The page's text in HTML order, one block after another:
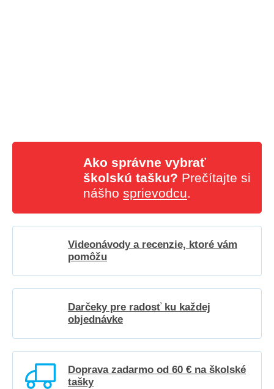
Ako správne vybrať
školskú tašku? Prečítajte si
nášho sprievodcu.
Videonávody a recenzie, ktoré vám
pomôžu
Darčeky pre radosť ku každej
objednávke
Doprava zadarmo od 60 € na školské
tašky